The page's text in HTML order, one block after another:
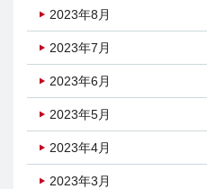
2023年8月
2023年7月
2023年6月
2023年5月
2023年4月
2023年3月